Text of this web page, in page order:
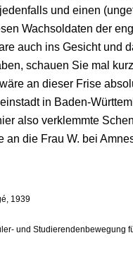
und einen
Wachsoldaten der
auch ins Gesicht und
schauen Sie mal
an dieser Frise
in Baden-
also verklemmte
die Frau W. bei
1939
und Studierendenbewegung